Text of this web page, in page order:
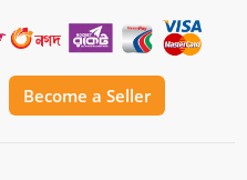
Become a Seller